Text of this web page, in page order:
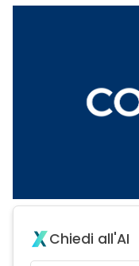
Chiedi all'AI